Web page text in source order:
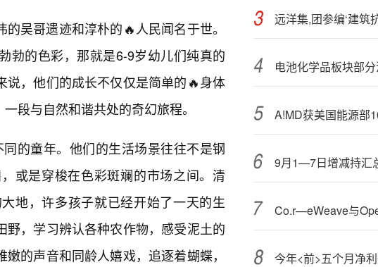
吴哥遗迹和淳朴的🔥人民闻名于世。
勃的色彩，那就是6-9岁幼儿们纯真的
，他们的成长不仅仅是简单的🔥身体
段与自然和谐共处的奇幻旅程。
的童年。他们的生活场景往往不是钢
或是穿梭在色彩斑斓的市场之间。清
地，许多孩子就已经开始了一天的生
，学习辨认各种农作物，感受泥土的
的声音和同龄人嬉戏，追逐着蝴蝶，